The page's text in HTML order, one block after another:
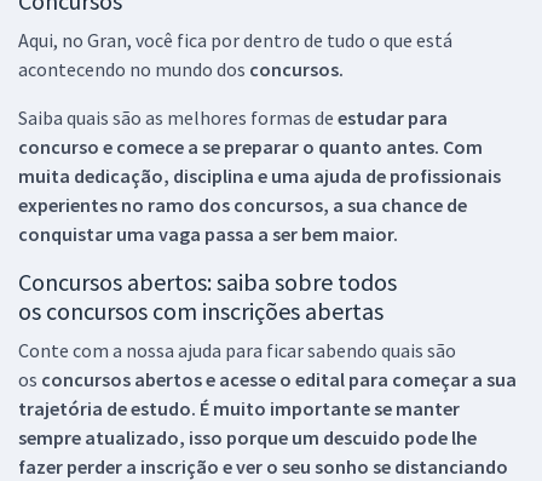
Aqui, no Gran, você fica por dentro de tudo o que está
acontecendo no mundo dos concursos.
Saiba quais são as melhores formas de estudar para
concurso e comece a se preparar o quanto antes. Com
muita dedicação, disciplina e uma ajuda de profissionais
experientes no ramo dos concursos, a sua chance de
conquistar uma vaga passa a ser bem maior.
Concursos abertos: saiba sobre todos
os concursos com inscrições abertas
Conte com a nossa ajuda para ficar sabendo quais são
os concursos abertos e acesse o edital para começar a sua
trajetória de estudo. É muito importante se manter
sempre atualizado, isso porque um descuido pode lhe
fazer perder a inscrição e ver o seu sonho se distanciando